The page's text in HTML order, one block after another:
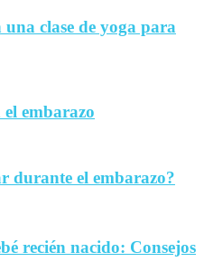
una clase de yoga para
embarazo
durante el embarazo?
recién nacido: Consejos